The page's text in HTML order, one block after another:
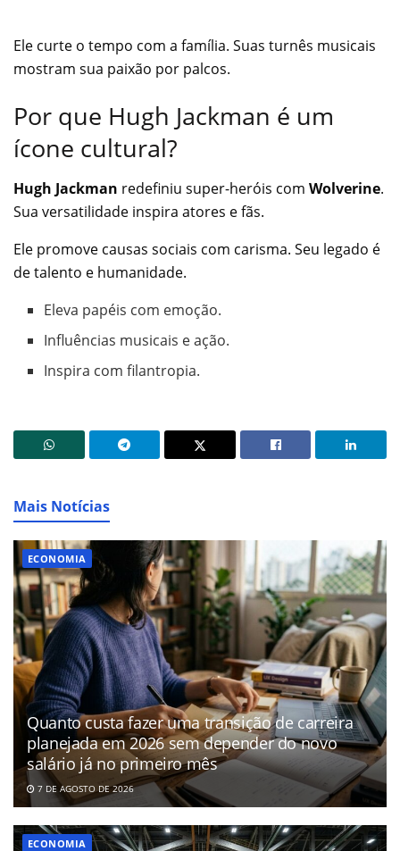
Ele curte o tempo com a família. Suas turnês musicais
mostram sua paixão por palcos.
Por que Hugh Jackman é um
ícone cultural?
Hugh Jackman redefiniu super-heróis com Wolverine.
Sua versatilidade inspira atores e fãs.
Ele promove causas sociais com carisma. Seu legado é
de talento e humanidade.
Eleva papéis com emoção.
Influências musicais e ação.
Inspira com filantropia.
Mais Notícias
ECONOMIA
Quanto custa fazer uma transição de carreira
planejada em 2026 sem depender do novo
salário já no primeiro mês
7 DE AGOSTO DE 2026
ECONOMIA